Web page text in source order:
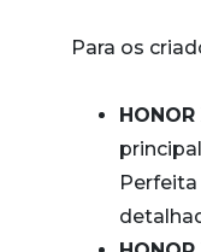
Para os